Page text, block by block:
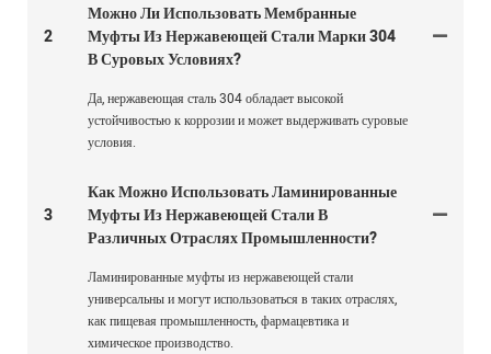
2
Можно Ли Использовать Мембранные
Муфты Из Нержавеющей Стали Марки 304
В Суровых Условиях?
Да, нержавеющая сталь 304 обладает высокой
устойчивостью к коррозии и может выдерживать суровые
условия.
3
Как Можно Использовать Ламинированные
Муфты Из Нержавеющей Стали В
Различных Отраслях Промышленности?
Ламинированные муфты из нержавеющей стали
универсальны и могут использоваться в таких отраслях,
как пищевая промышленность, фармацевтика и
химическое производство.